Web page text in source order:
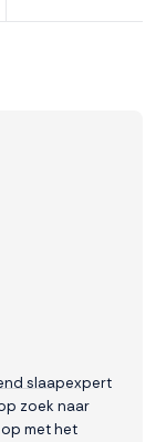
slaapexpert
zoek naar
met het